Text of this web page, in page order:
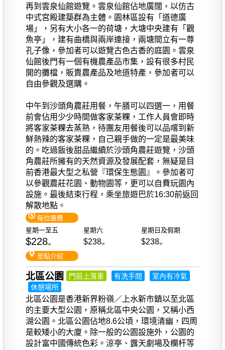
再到雲泉仙館遊覽。雲泉仙館佔地廣闊，以仿古
中式宮殿建築群為主體。園林區設有「道德廣
場」，另有大小各一的荷塘，大塘中央建有「觀
魚亭」，建有曲橋與兩岸連接，兩塘間立有一尊
孔子像，參加者可以遊覽古色古香的庭園。雲泉
仙館後門有一個有機農產品市集，設有很多村民
開的攤檔，販賣農產品及地道特產，參加者可以
自由參觀及選購。
中午到沙頭角農莊用餐，午膳可以四選一，用餐
前會佔用少少時間做客家茶粿，工作人員會即時
將客家茶粿去蒸熟，待團友用餐後可以品嚐到新
鮮熱辣的客家茶粿，自己親手做的一定是最美味
的。吃過飯後甜品繼續於沙頭角農莊遊覽，沙頭
角農莊所擁有的天然資源及發展配套，無疑是目
前香港最大型之私營『環保生態園』。參加者可
以參觀農莊花園、動物園等，更可以自費玩園內
設施。最後結束行程，乘坐旅遊巴於16:30前返回
解散地點。
每位團費
星期一至五
星期六 星期日及假期
$228up $238up $238up
景點介紹
北區公園 門前上落車 有洗手間
室內有冷氣
休憩場所
北區公園是香港新界粉嶺／上水新市鎮以至北區
的主要大型公園，原稱北區中央公園，又稱小西
湖公園。北區公園佔地8.6公頃，環境清幽，四周
是較矮小的大廈。除一般的公園設施外，公園的
設計富中國傳統色彩。涼亭、露天劇場及欄杆等